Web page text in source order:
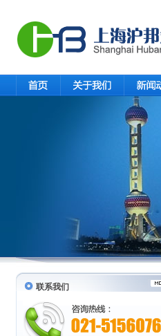
联系我们